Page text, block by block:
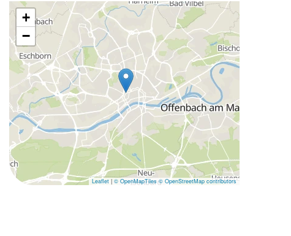
+
−
Leaflet | © OpenMapTiles © OpenStreetMap contributors